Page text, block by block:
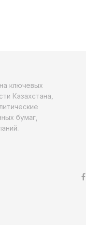
ключевых
Казахстана,
бумаг,